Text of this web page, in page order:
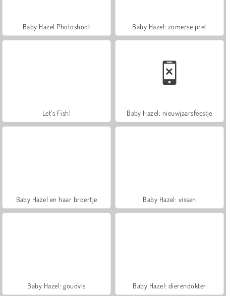
Baby Hazel Photoshoot Baby Hazel: zomerse pret
Let's Fish! Baby Hazel: nieuwjaarsfeestje
Baby Hazel en haar broertje Baby Hazel: vissen
Baby Hazel: goudvis Baby Hazel: dierendokter